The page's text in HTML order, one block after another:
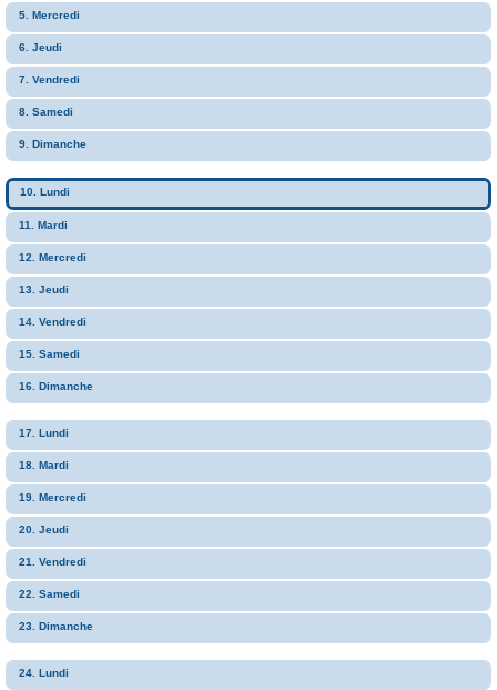
e
r
5. Mercredi
6. Jeudi
7. Vendredi
8. Samedi
9. Dimanche
10. Lundi
11. Mardi
12. Mercredi
13. Jeudi
14. Vendredi
15. Samedi
16. Dimanche
17. Lundi
18. Mardi
19. Mercredi
20. Jeudi
21. Vendredi
22. Samedi
23. Dimanche
24. Lundi